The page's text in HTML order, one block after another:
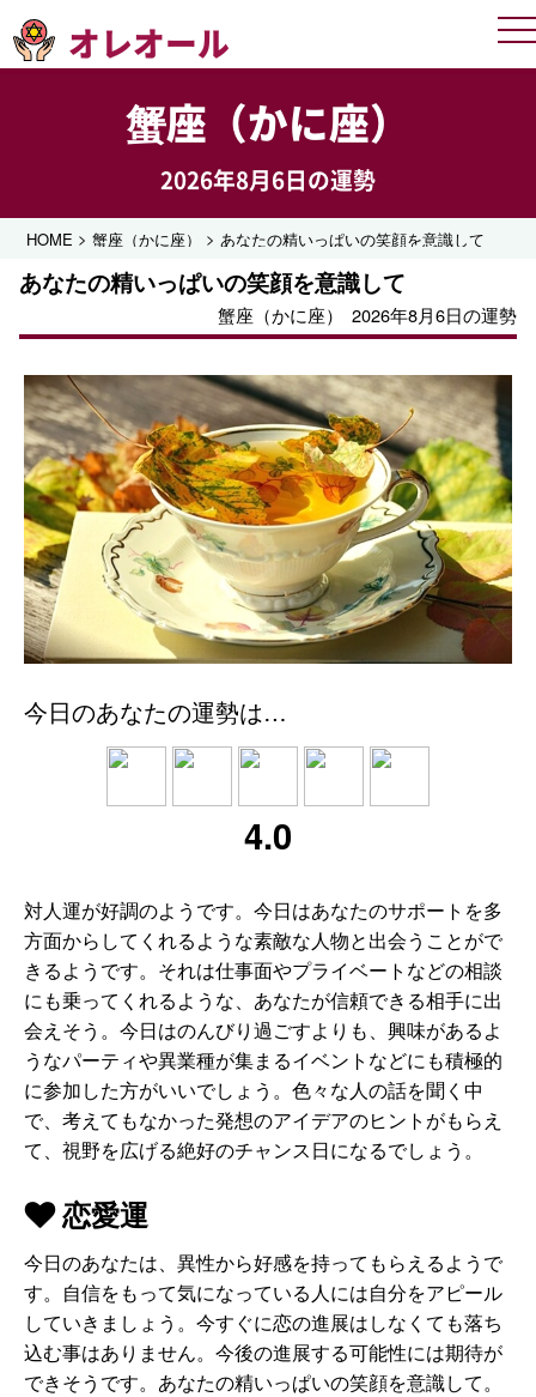
オレオール
蟹座（かに座）
2026年8月6日の運勢
HOME >蟹座（かに座） > あなたの精いっぱいの笑顔を意識して
あなたの精いっぱいの笑顔を意識して
蟹座（かに座） 2026年8月6日の運勢
今日のあなたの運勢は…
4.0
対人運が好調のようです。今日はあなたのサポートを多
方面からしてくれるような素敵な人物と出会うことがで
きるようです。それは仕事面やプライベートなどの相談
にも乗ってくれるような、あなたが信頼できる相手に出
会えそう。今日はのんびり過ごすよりも、興味があるよ
うなパーティや異業種が集まるイベントなどにも積極的
に参加した方がいいでしょう。色々な人の話を聞く中
で、考えてもなかった発想のアイデアのヒントがもらえ
て、視野を広げる絶好のチャンス日になるでしょう。
恋愛運
今日のあなたは、異性から好感を持ってもらえるようで
す。自信をもって気になっている人には自分をアピール
していきましょう。今すぐに恋の進展はしなくても落ち
込む事はありません。今後の進展する可能性には期待が
できそうです。あなたの精いっぱいの笑顔を意識して。